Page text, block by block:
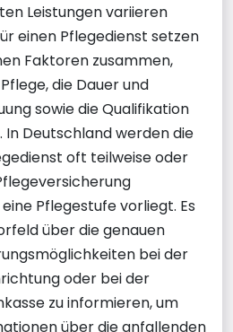
Leistungen variieren
einen Pflegedienst setzen
Faktoren zusammen,
die Dauer und
sowie die Qualifikation
In Deutschland werden die
oft teilweise oder
Pflegestufe vorliegt. Es
über die genauen
bei der
oder bei der
zu informieren, um
über die anfallenden